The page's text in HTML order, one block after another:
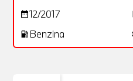
date_range12/2017
local_gas_station Benzina